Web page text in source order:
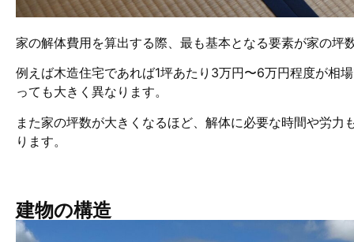
家の解体費用を算出する際、最も基本となる要素が家の坪
例えば木造住宅であれば1坪あたり3万円〜6万円程度が相
っても大きく異なります。
また家の坪数が大きくなるほど、解体に必要な時間や労
ります。
建物の構造